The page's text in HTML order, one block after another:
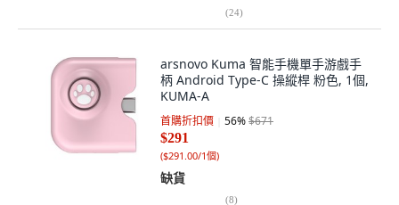
(24)
arsnovo Kuma 智能手機單手游戲手
柄 Android Type-C 操縱桿 粉色, 1個,
KUMA-A
首購折扣價 56%$671
$291
($291.00/1個)
缺貨
(8)